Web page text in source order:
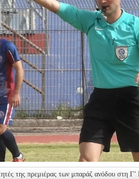
της πρεμιέρας των μπαράζ ανόδου στη Γ’